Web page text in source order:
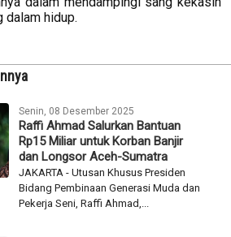
hidup.
Senin, 08 Desember 2025
Raffi Ahmad Salurkan Bantuan
Rp15 Miliar untuk Korban Banjir
dan Longsor Aceh-Sumatra
JAKARTA - Utusan Khusus Presiden
Bidang Pembinaan Generasi Muda dan
Pekerja Seni, Raffi Ahmad,...